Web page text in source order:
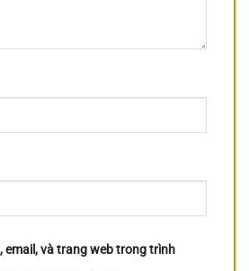
email, và trang web trong trình